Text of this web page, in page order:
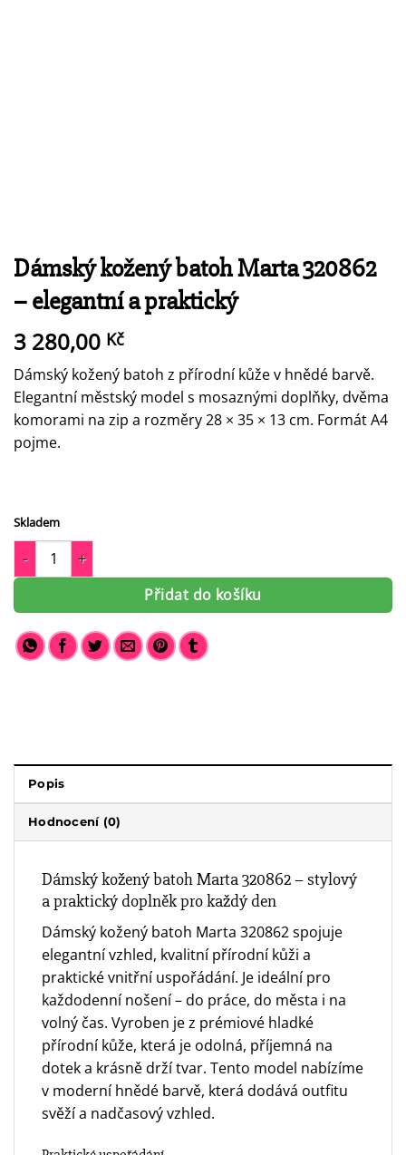
Dámský kožený batoh Marta 320862
– elegantní a praktický
3 280,00 Kč
Dámský kožený batoh z přírodní kůže v hnědé barvě.
Elegantní městský model s mosaznými doplňky, dvěma
komorami na zip a rozměry 28 × 35 × 13 cm. Formát A4
pojme.
Skladem
Dámský kožený batoh Marta 320862 - elegantní a praktický
Přidat do košíku
Popis
Hodnocení (0)
Dámský kožený batoh Marta 320862 – stylový
a praktický doplněk pro každý den
Dámský kožený batoh Marta 320862 spojuje
elegantní vzhled, kvalitní přírodní kůži a
praktické vnitřní uspořádání. Je ideální pro
každodenní nošení – do práce, do města i na
volný čas. Vyroben je z prémiové hladké
přírodní kůže, která je odolná, příjemná na
dotek a krásně drží tvar. Tento model nabízíme
v moderní hnědé barvě, která dodává outfitu
svěží a nadčasový vzhled.